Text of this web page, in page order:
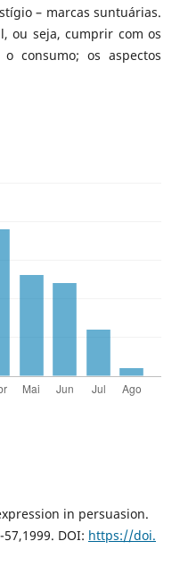
– marcas suntuárias.
ou seja, cumprir com os
consumo; os aspectos
in persuasion.
DOI: https://doi.